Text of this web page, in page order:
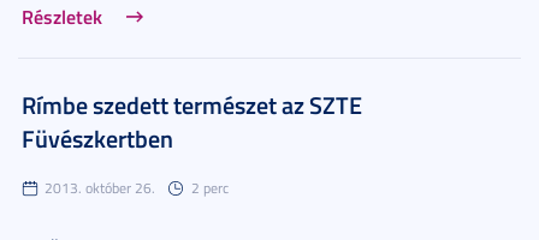
Részletek
Rímbe szedett természet az SZTE
Füvészkertben
2013. október 26. 2 perc